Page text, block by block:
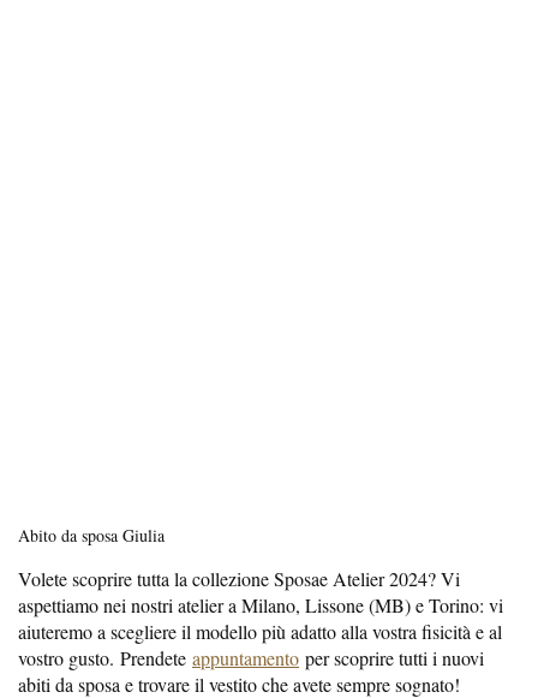
Abito da sposa Giulia
Volete scoprire tutta la collezione Sposae Atelier 2024? Vi
aspettiamo nei nostri atelier a Milano, Lissone (MB) e Torino: vi
aiuteremo a scegliere il modello più adatto alla vostra fisicità e al
vostro gusto. Prendete appuntamento per scoprire tutti i nuovi
abiti da sposa e trovare il vestito che avete sempre sognato!